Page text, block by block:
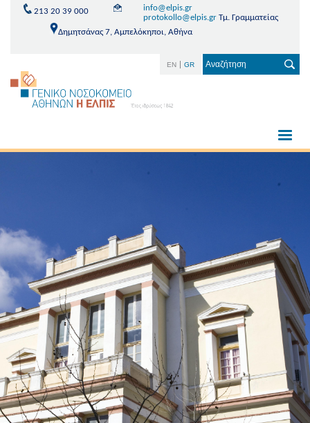
213 20 39 000
info@elpis.gr
protokollo@elpis.grΤμ. Γραμματείας
Δημητσάνας 7, Αμπελόκηποι, Αθήνα
EN GR